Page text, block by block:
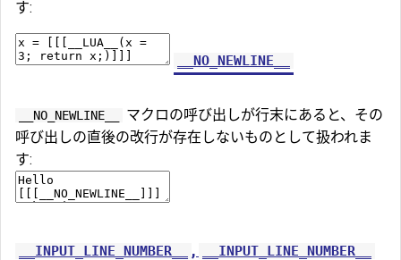
す:
__NO_NEWLINE__
__NO_NEWLINE__
マクロの呼び出しが行末にあると、その
呼び出しの直後の改行が存在しないものとして扱われま
す:
__INPUT_LINE_NUMBER__ , __INPUT_LINE_NUMBER__